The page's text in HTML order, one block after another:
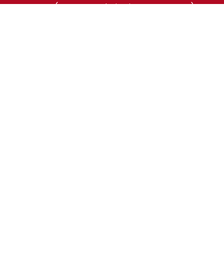
ACCA-FIA (ACCA Foundation in Accountancy)